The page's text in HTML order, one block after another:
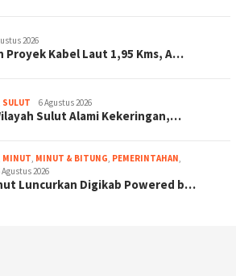
2026
Proyek Kabel Laut 1,95 Kms, A…
SULUT 6 Agustus 2026
Sulut Alami Kekeringan,…
MINUT MINUT & BITUNG PEMERINTAHAN
Agustus 2026
Luncurkan Digikab Powered b…